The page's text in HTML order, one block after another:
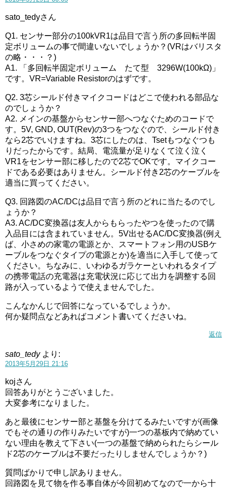
sato_tedyさん
Q1. センサー部分の100kVR1は品目で言う所の多回転半固
定ボリュームの事で間違いないでしょうか？(VRはバリスタ
の略・・・？)
A1. 「多回転半固定ボリューム たて型 3296W(100kΩ)」
です。VR=Variable Resistorのはずです。
Q2. 3芯シールド付きマイクコードはどこで使われる部品な
のでしょうか？
A2. メインの基盤からセンサー部へつなぐためのコードで
す。5V, GND, OUT(Rev)の3つをつなぐので、シールド付き
なら2芯でいけますね。3芯にしたのは、Tsetもつなぐつも
りだったからです。結局、電流量が足りなくて泣く泣く
VR1をセンサー部に移したので2芯でOKです。マイクコー
ドである必要はありません。シールド付き2芯のケーブルを
適当に買ってください。
Q3. 回路図のAC/DCは品目で言う所のどれに当たるのでし
ょうか？
A3. AC/DC変換器は友人からもらったやつを使ったので購
入品目には含まれていません。5V出せるAC/DC変換器(例え
ば、小さめの家電の電源とか、スマートフォン用のUSBケ
ーブルをつなぐタイプの電源とか)を適当に入手して使って
ください。ちなみに、いわゆるガラケーといわれるタイプ
の携帯電話の充電器は充電状況に応じて出力を調整する回
路が入っているようで使えませんでした。
こんなかんじで回答になっているでしょうか。
何か疑問点などあればコメント書いてくださいね。
返信
sato_tedy より:
2013年5月29日 21:16
kojさん
回答ありがとうございました。
大変参考になりました。
あと最後にセンサー部と基盤を分けてるみたいですが(画像
でもその通りの作りみたいですが)一つの基板内で納めてい
ない理由を教えて下さい(一つの基盤で納められたらシール
ド2芯のケーブルは不要だったりしませんでしょうか？)
質問ばかりで申し訳ありません。
回路図を見て物を作る事自体が今回初めてなので一から十